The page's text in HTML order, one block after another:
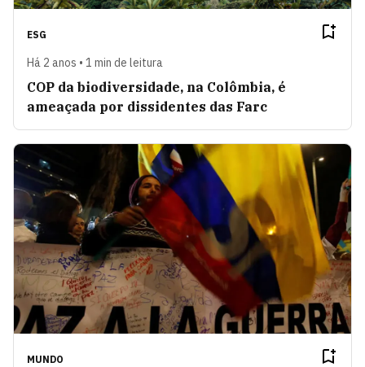
ESG
Há 2 anos • 1 min de leitura
COP da biodiversidade, na Colômbia, é
ameaçada por dissidentes das Farc
MUNDO